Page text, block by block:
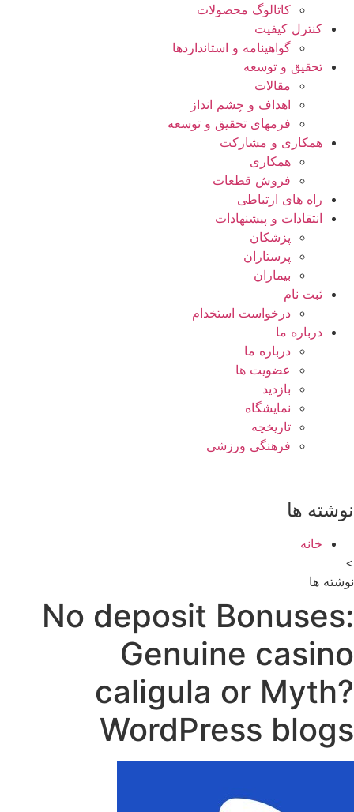
کاتالوگ محصولات
کنترل کیفیت
گواهينامه و استانداردها
تحقيق و توسعه
مقالات
اهداف و چشم انداز
فرمهای تحقیق و توسعه
همکاری و مشارکت
همکاری
فروش قطعات
راه های ارتباطی
انتقادات و پيشنهادات
پزشكان
پرستاران
بيماران
ثبت نام
درخواست استخدام
درباره ما
درباره ما
عضویت ها
بازدید
نمایشگاه
تاريخچه
فرهنگی ورزشی
نوشته ها
خانه
>
نوشته ها
No deposit Bonuses:
Genuine casino
caligula or Myth?
WordPress blogs